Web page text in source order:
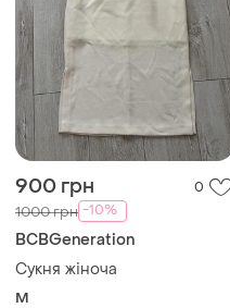
900 грн 0
1000 грн -10%
BCBGeneration
Сукня жіноча
M